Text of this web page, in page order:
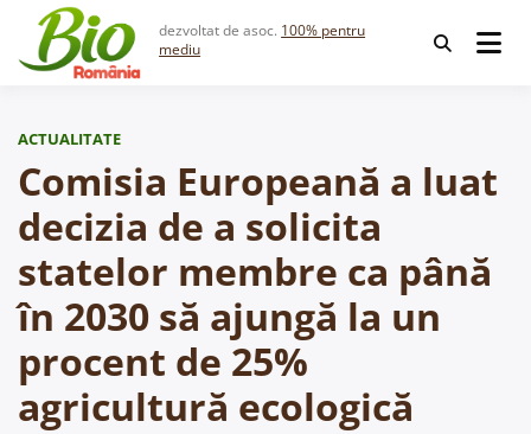
content
dezvoltat de asoc. 100% pentru
mediu
ACTUALITATE
Comisia Europeană a luat
decizia de a solicita
statelor membre ca până
în 2030 să ajungă la un
procent de 25%
agricultură ecologică